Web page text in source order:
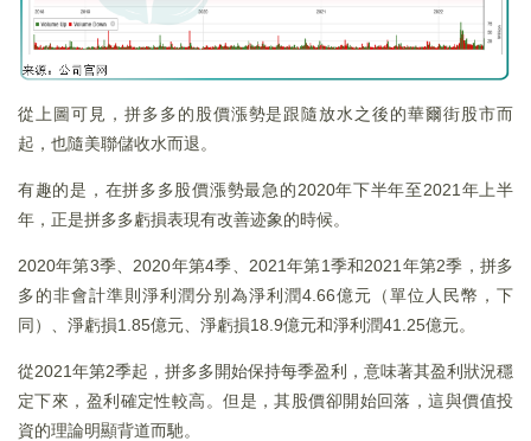
從上圖可見，拼多多的股價漲勢是跟隨放水之後的華爾街股市而
起，也隨美聯儲收水而退。
有趣的是，在拼多多股價漲勢最急的2020年下半年至2021年上半
年，正是拼多多虧損表現有改善迹象的時候。
2020年第3季、2020年第4季、2021年第1季和2021年第2季，拼多
多的非會計準則淨利潤分别為淨利潤4.66億元（單位人民幣，下
同）、淨虧損1.85億元、淨虧損18.9億元和淨利潤41.25億元。
從2021年第2季起，拼多多開始保持每季盈利，意味著其盈利狀況穩
定下來，盈利確定性較高。但是，其股價卻開始回落，這與價值投
資的理論明顯背道而馳。